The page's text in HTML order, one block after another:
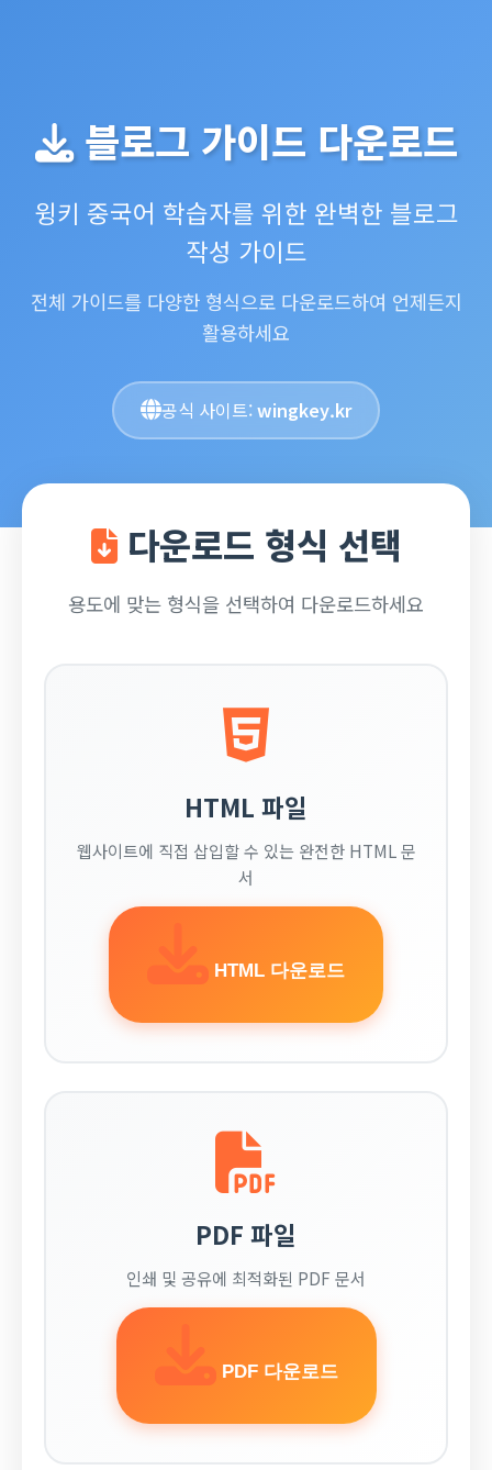
블로그 가이드 다운로드
윙키 중국어 학습자를 위한 완벽한 블로그
작성 가이드
전체 가이드를 다양한 형식으로 다운로드하여 언제든지
활용하세요
공식 사이트:wingkey.kr
다운로드 형식 선택
용도에 맞는 형식을 선택하여 다운로드하세요
HTML 파일
웹사이트에 직접 삽입할 수 있는 완전한 HTML 문
서
HTML 다운로드
PDF 파일
인쇄 및 공유에 최적화된 PDF 문서
PDF 다운로드